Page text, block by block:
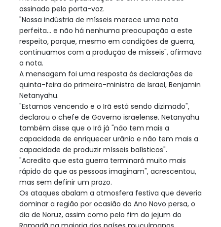
assinado pelo porta-voz.
"Nossa indústria de mísseis merece uma nota
perfeita... e não há nenhuma preocupação a este
respeito, porque, mesmo em condições de guerra,
continuamos com a produção de mísseis", afirmava
a nota.
A mensagem foi uma resposta às declarações de
quinta-feira do primeiro-ministro de Israel, Benjamin
Netanyahu.
"Estamos vencendo e o Irã está sendo dizimado",
declarou o chefe de Governo israelense. Netanyahu
também disse que o Irã já "não tem mais a
capacidade de enriquecer urânio e não tem mais a
capacidade de produzir mísseis balísticos".
"Acredito que esta guerra terminará muito mais
rápido do que as pessoas imaginam", acrescentou,
mas sem definir um prazo.
Os ataques abalam a atmosfera festiva que deveria
dominar a região por ocasião do Ano Novo persa, o
dia de Noruz, assim como pelo fim do jejum do